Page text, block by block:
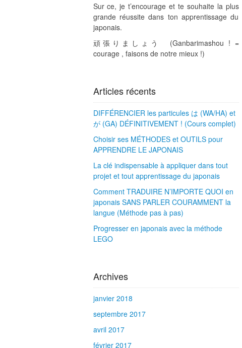
Sur ce, je t’encourage et te souhaite la plus
grande réussite dans ton apprentissage du
japonais.
頑張りましょう (Ganbarimashou ! =
courage , faisons de notre mieux !)
Articles récents
DIFFÉRENCIER les particules は (WA/HA) et
が (GA) DÉFINITIVEMENT ! (Cours complet)
Choisir ses MÉTHODES et OUTILS pour
APPRENDRE LE JAPONAIS
La clé indispensable à appliquer dans tout
projet et tout apprentissage du japonais
Comment TRADUIRE N’IMPORTE QUOI en
japonais SANS PARLER COURAMMENT la
langue (Méthode pas à pas)
Progresser en japonais avec la méthode
LEGO
Archives
janvier 2018
septembre 2017
avril 2017
février 2017